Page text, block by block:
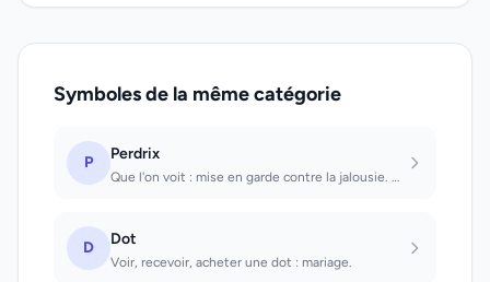
Symboles de la même catégorie
P Perdrix
Que l'on voit : mise en garde contre la jalousie. Que l'on tire : la jalousie de...
D Dot
Voir, recevoir, acheter une dot : mariage.